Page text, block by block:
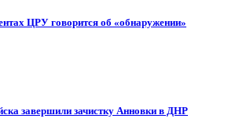
ЦРУ говорится об «обнаружении»
завершили зачистку Анновки в ДНР